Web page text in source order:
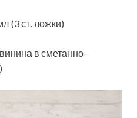
(3 ст. ложки)
в сметанно-